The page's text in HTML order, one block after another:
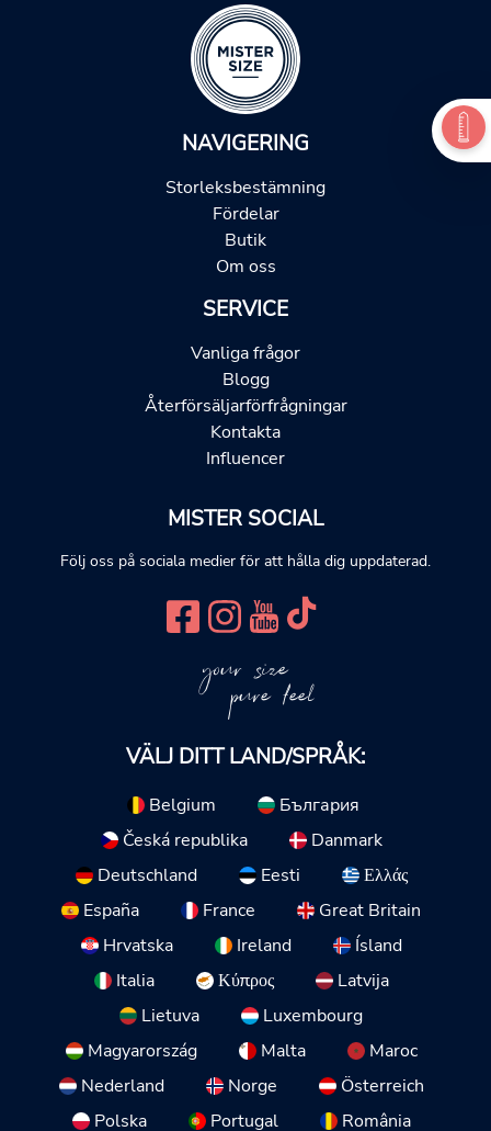
NAVIGERING
Storleksbestämning
Fördelar
Butik
Om oss
SERVICE
Vanliga frågor
Blogg
Återförsäljarförfrågningar
Kontakta
Influencer
MISTER SOCIAL
Följ oss på sociala medier för att hålla dig uppdaterad.
your size
pure feel
VÄLJ DITT LAND/SPRÅK:
Belgium
България
Česká republika
Danmark
Deutschland
Eesti
Ελλάς
España
France
Great Britain
Hrvatska
Ireland
Ísland
Italia
Κύπρος
Latvija
Lietuva
Luxembourg
Magyarország
Malta
Maroc
Nederland
Norge
Österreich
Polska
Portugal România